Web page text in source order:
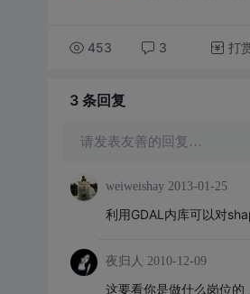
453 3 打
3 条回复
请发表友善的回复…
weiweishay 2013-01-25
利用GDAL内库可以对
夜归人 2010-12-09
这要看你是做什么岗位的